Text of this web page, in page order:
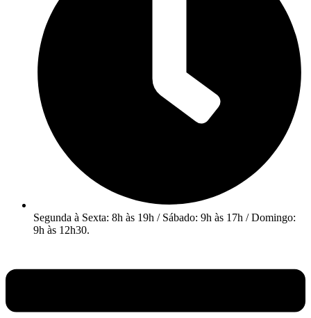
Segunda à Sexta: 8h às 19h / Sábado: 9h às 17h / Domingo:
9h às 12h30.